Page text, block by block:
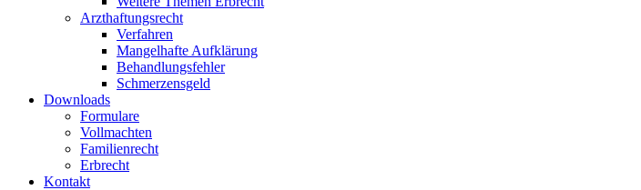
Arzthaftungsrecht
Verfahren
Mangelhafte Aufklärung
Behandlungsfehler
Schmerzensgeld
Downloads
Formulare
Vollmachten
Familienrecht
Erbrecht
Kontakt